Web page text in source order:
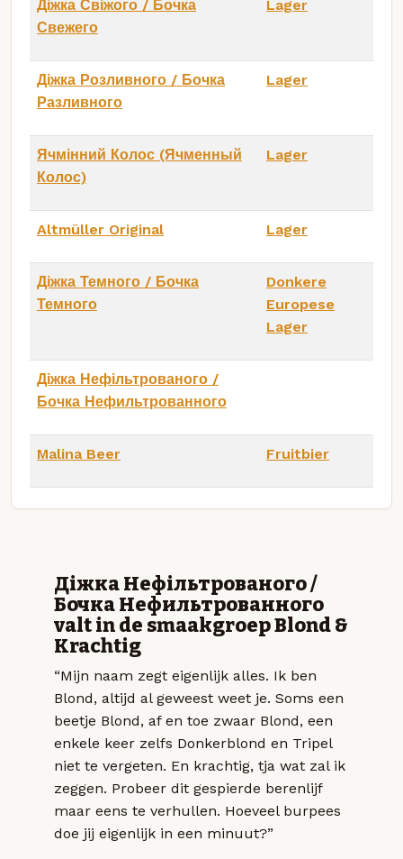
Діжка Свіжого / Бочка
Свежего
Lager
Діжка Розливного / Бочка
Разливного
Lager
Ячмінний Колос (Ячменный
Колос)
Lager
Altmüller Original Lager
Діжка Темного / Бочка
Темного
Donkere
Europese
Lager
Діжка Нефільтрованого /
Бочка Нефильтрованного
Malina Beer Fruitbier
Діжка Нефільтрованого /
Бочка Нефильтрованного
valt in de smaakgroep Blond &
Krachtig
“Mijn naam zegt eigenlijk alles. Ik ben
Blond, altijd al geweest weet je. Soms een
beetje Blond, af en toe zwaar Blond, een
enkele keer zelfs Donkerblond en Tripel
niet te vergeten. En krachtig, tja wat zal ik
zeggen. Probeer dit gespierde berenlijf
maar eens te verhullen. Hoeveel burpees
doe jij eigenlijk in een minuut?”